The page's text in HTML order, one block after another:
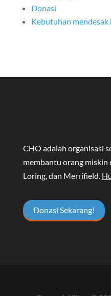
Donasi
Kebutuhan mendesak
CHO adalah organisasi
membantu orang
Loring, dan Merrifield.
Donasi Sekarang!